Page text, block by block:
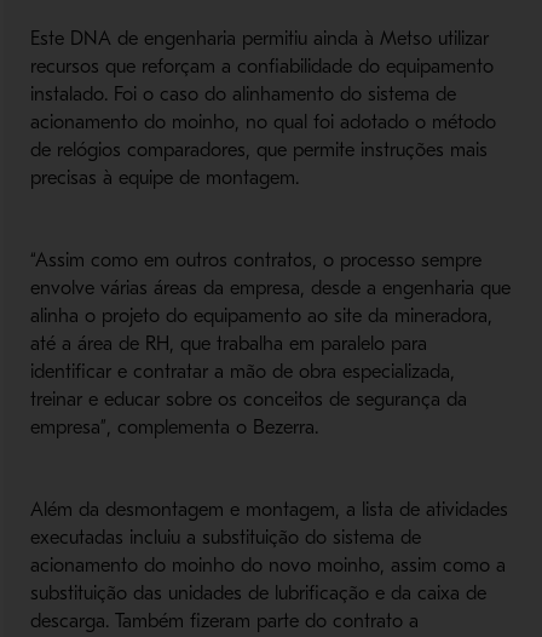
Este DNA de engenharia permitiu ainda à Metso utilizar
recursos que reforçam a confiabilidade do equipamento
instalado. Foi o caso do alinhamento do sistema de
acionamento do moinho, no qual foi adotado o método
de relógios comparadores, que permite instruções mais
precisas à equipe de montagem.
“Assim como em outros contratos, o processo sempre
envolve várias áreas da empresa, desde a engenharia que
alinha o projeto do equipamento ao site da mineradora,
até a área de RH, que trabalha em paralelo para
identificar e contratar a mão de obra especializada,
treinar e educar sobre os conceitos de segurança da
empresa”, complementa o Bezerra.
Além da desmontagem e montagem, a lista de atividades
executadas incluiu a substituição do sistema de
acionamento do moinho do novo moinho, assim como a
substituição das unidades de lubrificação e da caixa de
descarga. Também fizeram parte do contrato a